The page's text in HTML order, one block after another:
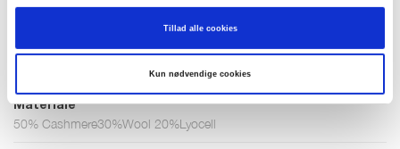
Tillad alle cookies
Kun nødvendige cookies
TILFØJ TIL KURV
Materiale
50% Cashmere30%Wool 20%Lyocell